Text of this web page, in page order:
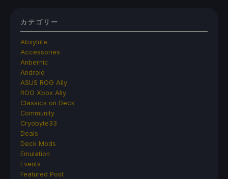
カテゴリー
Abxylute
Accessories
Anbernic
Android
ASUS ROG Ally
ROG Xbox Ally
Classics on Deck
Community
Cryobyte33
Deals
Deck Mods
Emulation
Events
Featured Post